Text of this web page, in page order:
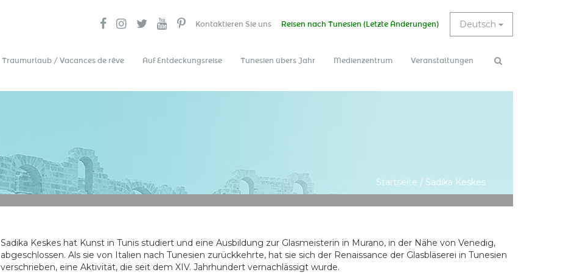
Deutsch
Kontaktieren Sie uns Reisen nach Tunesien (Letzte Änderungen)
Traumurlaub / Vacances de rêve Auf Entdeckungsreise Tunesien übers Jahr Medienzentrum Veranstaltungen
Suchformular
Startseite / Sadika Keskes
Sadika Keskes hat Kunst in Tunis studiert und eine Ausbildung zur Glasmeisterin in Murano, in der Nähe von Venedig,
abgeschlossen. Als sie von Italien nach Tunesien zurückkehrte, hat sie sich der Renaissance der Glasbläserei in Tunesien
verschrieben, eine Aktivität, die seit dem XIV. Jahrhundert vernachlässigt wurde.